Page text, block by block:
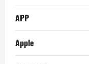
APP
Apple